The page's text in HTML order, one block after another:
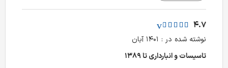
4.7
نوشته شده در : ۱۴۰۱ آبان
تاسیسات و انبارداری تا ۱۳۸۹